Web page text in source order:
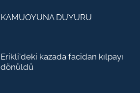
KAMUOYUNA DUYURU
Erikli'deki kazada facidan kılpayı
dönüldü